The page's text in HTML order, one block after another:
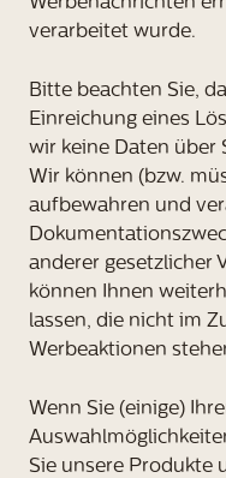
verarbeitet wurde.
Bitte beachten Sie,
Einreichung eines
wir keine Daten über
Wir können (bzw.
aufbewahren und
anderer gesetzlicher
können Ihnen
lassen, die nicht im
Werbeaktionen
Wenn Sie (einige)
Sie unsere Produkte